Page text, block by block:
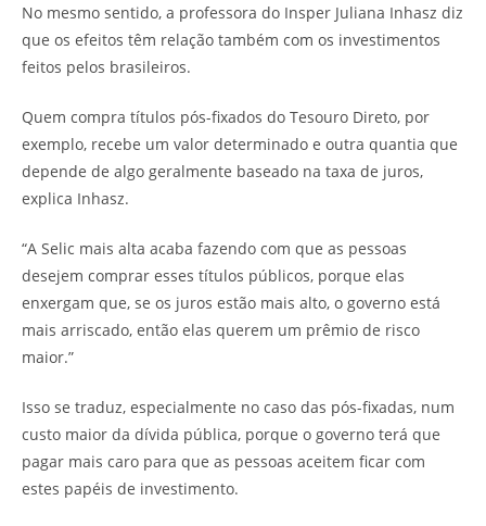
No mesmo sentido, a professora do Insper Juliana Inhasz diz
que os efeitos têm relação também com os investimentos
feitos pelos brasileiros.
Quem compra títulos pós-fixados do Tesouro Direto, por
exemplo, recebe um valor determinado e outra quantia que
depende de algo geralmente baseado na taxa de juros,
explica Inhasz.
“A Selic mais alta acaba fazendo com que as pessoas
desejem comprar esses títulos públicos, porque elas
enxergam que, se os juros estão mais alto, o governo está
mais arriscado, então elas querem um prêmio de risco
maior.”
Isso se traduz, especialmente no caso das pós-fixadas, num
custo maior da dívida pública, porque o governo terá que
pagar mais caro para que as pessoas aceitem ficar com
estes papéis de investimento.